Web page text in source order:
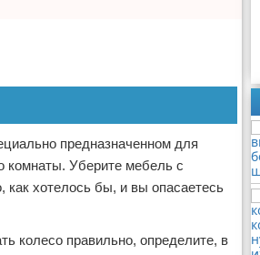
предназначенном для
комнаты. Уберите мебель с
как хотелось бы, и вы опасаетесь
колесо правильно, определите, в